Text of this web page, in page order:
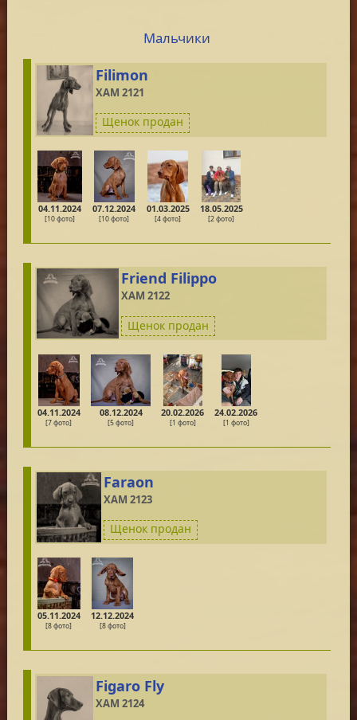
Мальчики
Filimon
XAM 2121
Щенок продан
04.11.2024
[10 фото]
07.12.2024
[10 фото]
01.03.2025
[4 фото]
18.05.2025
[2 фото]
Friend Filippo
XAM 2122
Щенок продан
04.11.2024
[7 фото]
08.12.2024
[5 фото]
20.02.2026
[1 фото]
24.02.2026
[1 фото]
Faraon
XAM 2123
Щенок продан
05.11.2024
[8 фото]
12.12.2024
[8 фото]
Figaro Fly
XAM 2124